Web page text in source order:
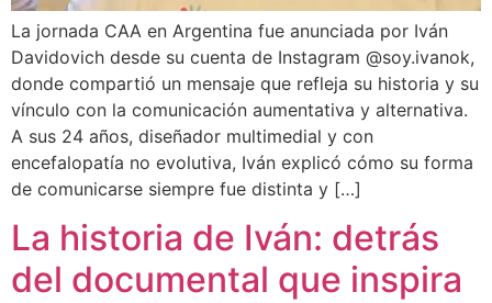
La jornada CAA en Argentina fue anunciada por Iván
Davidovich desde su cuenta de Instagram @soy.ivanok,
donde compartió un mensaje que refleja su historia y su
vínculo con la comunicación aumentativa y alternativa.
A sus 24 años, diseñador multimedial y con
encefalopatía no evolutiva, Iván explicó cómo su forma
de comunicarse siempre fue distinta y […]
La historia de Iván: detrás
del documental que inspira